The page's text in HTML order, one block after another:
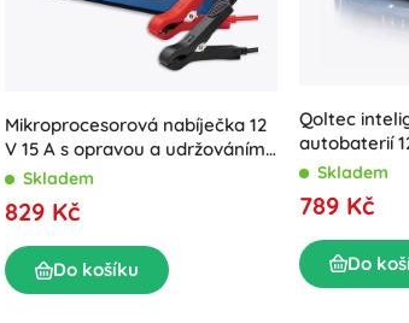
Mikroprocesorová nabíječka 12
V 15 A s opravou a udržováním,
LCD, pro AGM, GEL a LiFePO4
Skladem
829 Kč
Do košíku
Qoltec
autobaterií
opravy pro
Skladem
789 Kč
Do